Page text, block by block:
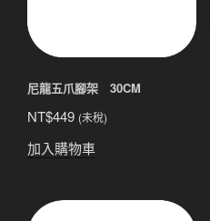
尼龍五爪腳架 30CM
NT$449 (未稅)
加入購物車